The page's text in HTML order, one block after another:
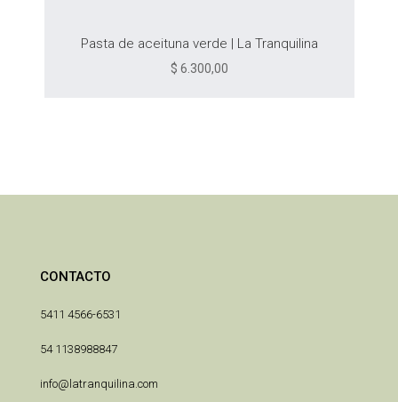
Pasta de aceituna verde | La Tranquilina
$ 6.300,00
CONTACTO
5411 4566-6531
54 1138988847
info@latranquilina.com